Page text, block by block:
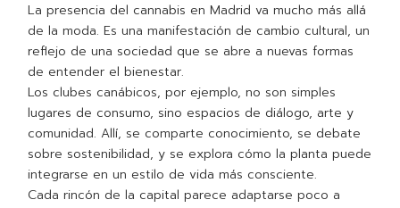
La presencia del cannabis en Madrid va mucho más allá
de la moda. Es una manifestación de cambio cultural, un
reflejo de una sociedad que se abre a nuevas formas
de entender el bienestar.
Los clubes canábicos, por ejemplo, no son simples
lugares de consumo, sino espacios de diálogo, arte y
comunidad. Allí, se comparte conocimiento, se debate
sobre sostenibilidad, y se explora cómo la planta puede
integrarse en un estilo de vida más consciente.
Cada rincón de la capital parece adaptarse poco a